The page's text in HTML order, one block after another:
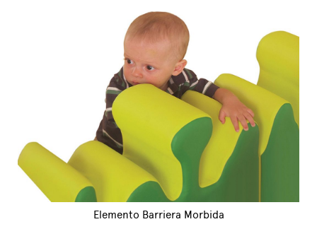
Elemento Barriera Morbida